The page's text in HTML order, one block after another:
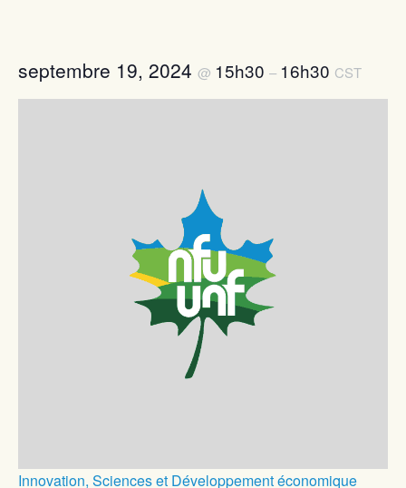
septembre 19, 2024 @ 15h30 – 16h30 CST
Innovation, Sciences et Développement économique